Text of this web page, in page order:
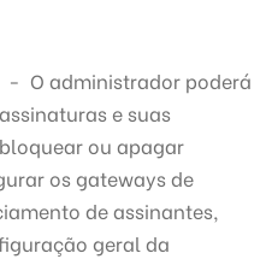
- O administrador poderá
e suas
ou apagar
os gateways de
de assinantes,
geral da